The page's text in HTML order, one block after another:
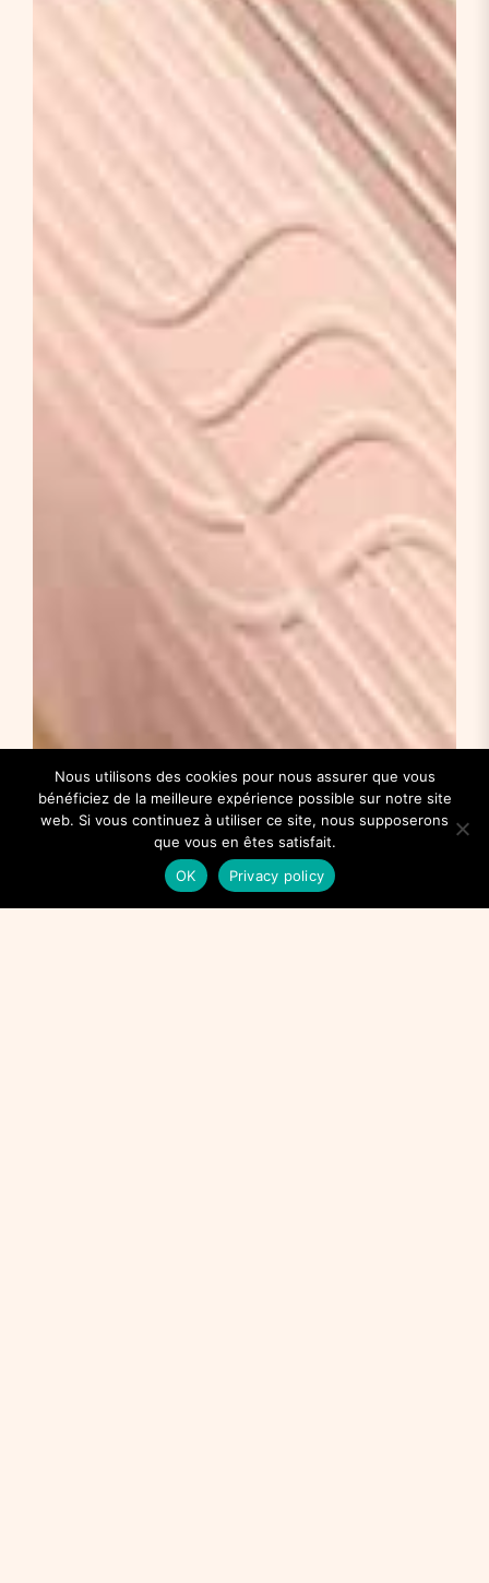
Nous utilisons des cookies pour nous assurer que vous
bénéficiez de la meilleure expérience possible sur notre site
web. Si vous continuez à utiliser ce site, nous supposerons
que vous en êtes satisfait.
OK
Privacy policy